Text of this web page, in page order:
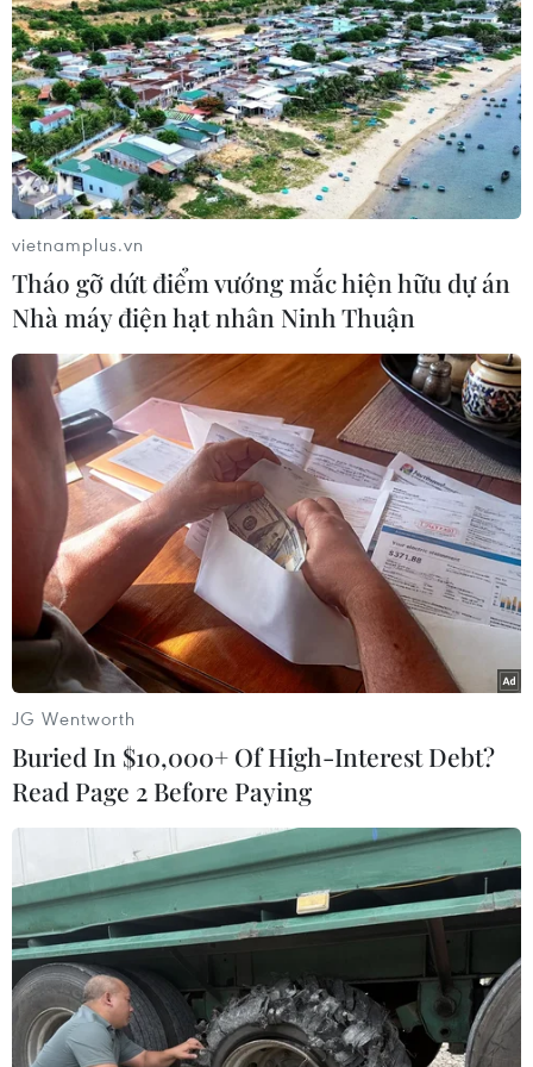
TIN LIÊN QUAN
Indonesia muốn trở thành trung tâm thời
trang Hồi giáo hàng đầu
02/05/2019 12:31
Với thế mạnh về xuất khẩu thời trang Hồi giáo,
Indonesia đang đặt mục tiêu trở thành trung tâm thời
trang Hồi giáo hàng đầu của thế giới vào năm 2020.
vietnamplus.vn
Tháo gỡ dứt điểm vướng mắc hiện hữu dự án
Nhà máy điện hạt nhân Ninh Thuận
JG Wentworth
Buried In $10,000+ Of High-Interest Debt?
Read Page 2 Before Paying